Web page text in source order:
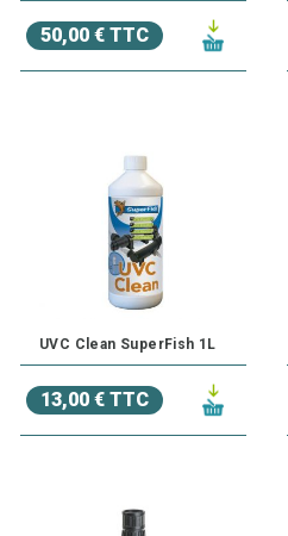
50,00 € TTC
UVC Clean SuperFish 1L
13,00 € TTC